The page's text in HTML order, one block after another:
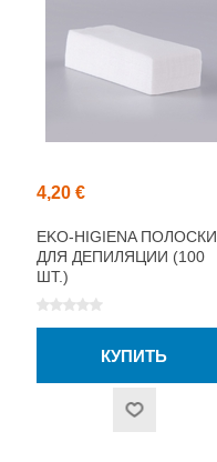
4,20 €
EKO-HIGIENA ПОЛОСКИ
ДЛЯ ДЕПИЛЯЦИИ (100
ШТ.)